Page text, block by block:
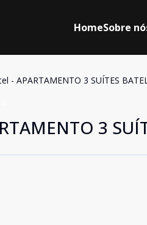
HomeSobre
- APARTAMENTO 3 SUÍTES
3